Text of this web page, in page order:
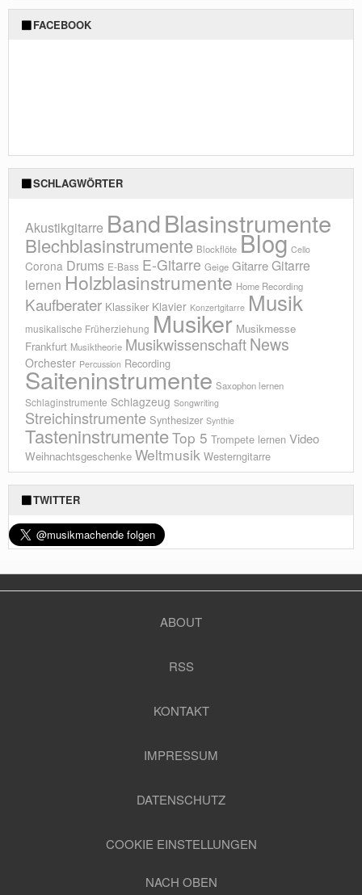
FACEBOOK
SCHLAGWÖRTER
Akustikgitarre BandBlasinstrumente
Blechblasinstrumente Blockflöte Blog Cello
Corona Drums E-Bass E-Gitarre Geige GitarreGitarre
lernen Holzblasinstrumente Home Recording
Kaufberater Klassiker Klavier Konzertgitarre Musik
musikalische Früherziehung Musiker Musikmesse
Frankfurt Musiktheorie MusikwissenschaftNews
Orchester Percussion Recording
Saiteninstrumente Saxophon lernen
Schlaginstrumente Schlagzeug Songwriting
Streichinstrumente Synthesizer Synthie
TasteninstrumenteTop 5 Trompete lernen Video
Weihnachtsgeschenke Weltmusik Westerngitarre
TWITTER
ABOUT
RSS
KONTAKT
IMPRESSUM
DATENSCHUTZ
COOKIE EINSTELLUNGEN
NACH OBEN